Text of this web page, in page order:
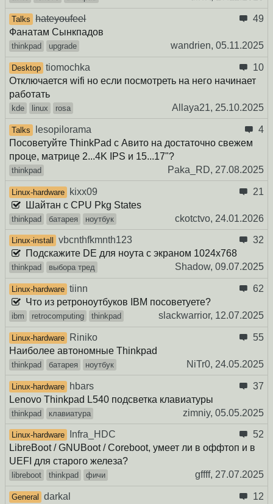
Talks hateyoufeel
49
Фанатам Сынкпадов
thinkpad upgrade wandrien, 05.11.2025
Desktop tiomochka
10
Отключается wifi но если посмотреть на него начинает
работать
kde linux rosa Allaya21, 25.10.2025
Talks lesopilorama
4
Посоветуйте ThinkPad с Авито на достаточно свежем
проце, матрице 2...4K IPS и 15...17"?
thinkpad Paka_RD, 27.08.2025
Linux-hardware kixx09
21
Шайтан с CPU Pkg States
thinkpad батарея ноутбук ckotctvo, 24.01.2026
Linux-install vbcnthfkmnth123
32
Подскажите DE для ноута с экраном 1024x768
thinkpad выбора тред Shadow, 09.07.2025
Linux-hardware tiinn
62
Что из ретроноутбуков IBM посоветуете?
ibm retrocomputing thinkpad slackwarrior, 12.07.2025
Linux-hardware Riniko
55
Наиболее автономные Thinkpad
thinkpad батарея ноутбук NiTr0, 24.05.2025
Linux-hardware hbars
37
Lenovo Thinkpad L540 подсветка клавиатуры
thinkpad клавиатура zimniy, 05.05.2025
Linux-hardware Infra_HDC
52
LibreBoot / GNUBoot / Coreboot, умеет ли в оффтоп и в
UEFI для старого железа?
libreboot thinkpad фичи gffff, 27.07.2025
General darkal
12